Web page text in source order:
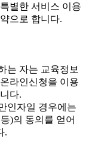
별한 서비스 이용
으로 합니다.
는 자는 교육정보
라인신청을 이용
다.
인자일 경우에는
)의 동의를 얻어
.